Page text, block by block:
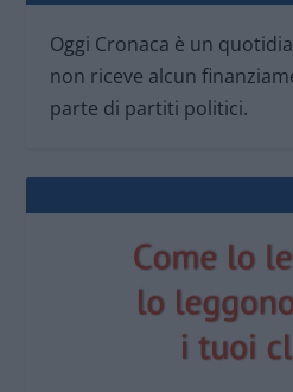
Oggi Cronaca è un
non riceve alcun
parte di partiti politici.